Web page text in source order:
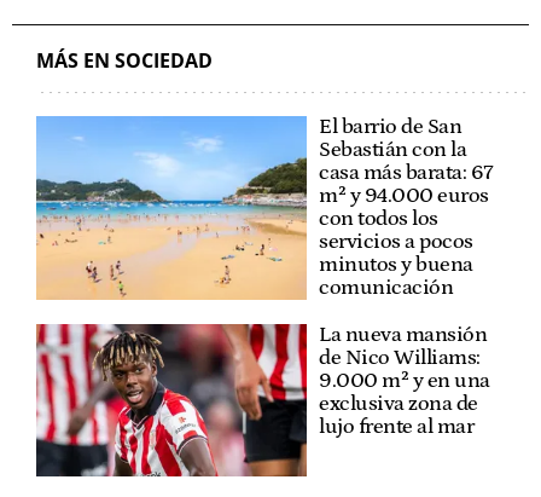
MÁS EN SOCIEDAD
El barrio de San
Sebastián con la
casa más barata: 67
m² y 94.000 euros
con todos los
servicios a pocos
minutos y buena
comunicación
La nueva mansión
de Nico Williams:
9.000 m² y en una
exclusiva zona de
lujo frente al mar